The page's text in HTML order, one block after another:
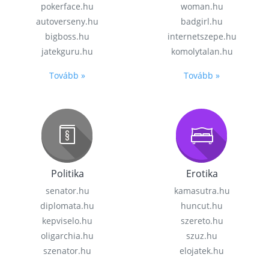
pokerface.hu
autoverseny.hu
bigboss.hu
jatekguru.hu
Tovább »
woman.hu
badgirl.hu
internetszepe.hu
komolytalan.hu
Tovább »
Politika
senator.hu
diplomata.hu
kepviselo.hu
oligarchia.hu
szenator.hu
Erotika
kamasutra.hu
huncut.hu
szereto.hu
szuz.hu
elojatek.hu